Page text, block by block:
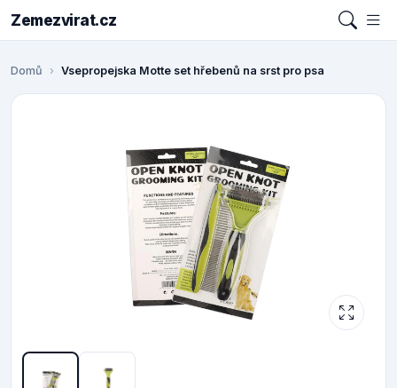
Zemezvirat.cz
Domů Vsepropejska Motte set hřebenů na srst pro psa